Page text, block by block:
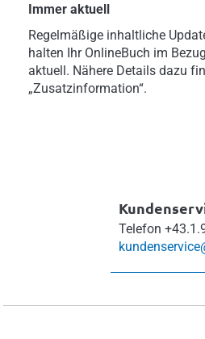
Immer aktuell
Regelmäßige inhaltliche
halten Ihr OnlineBuch im
aktuell. Nähere Details dazu
„Zusatzinformation“.
Telefon